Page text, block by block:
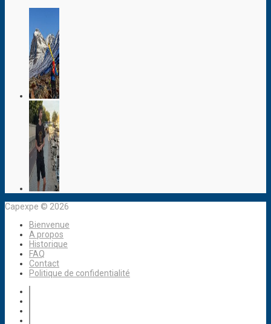
Capexpe © 2026
Bienvenue
A propos
Historique
FAQ
Contact
Politique de confidentialité